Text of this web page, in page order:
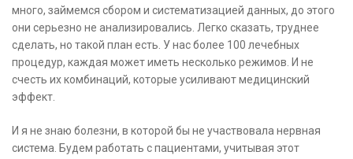
много, займемся сбором и систематизацией данных, до этого
они серьезно не анализировались. Легко сказать, труднее
сделать, но такой план есть. У нас более 100 лечебных
процедур, каждая может иметь несколько режимов. И не
счесть их комбинаций, которые усиливают медицинский
эффект.
И я не знаю болезни, в которой бы не участвовала нервная
система. Будем работать с пациентами, учитывая этот